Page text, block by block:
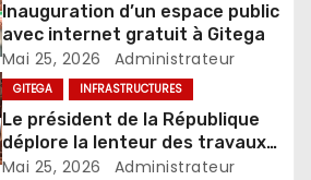
Inauguration d’un espace public
avec internet gratuit à Gitega
Mai 25, 2026 Administrateur
GITEGA INFRASTRUCTURES
Le président de la République
déplore la lenteur des travaux
de construction du centre
Mai 25, 2026 Administrateur